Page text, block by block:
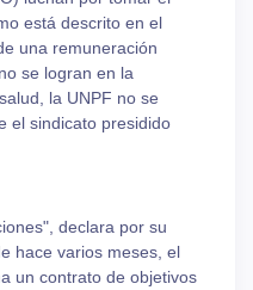
está descrito en el
una remuneración
se logran en la
la UNPF no se
el sindicato presidido
declara por su
hace varios meses, el
un contrato de objetivos